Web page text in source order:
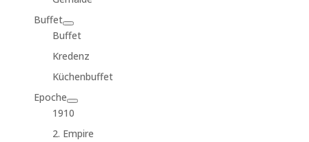
Buffet
Buffet
Kredenz
Küchenbuffet
Epoche
1910
2. Empire